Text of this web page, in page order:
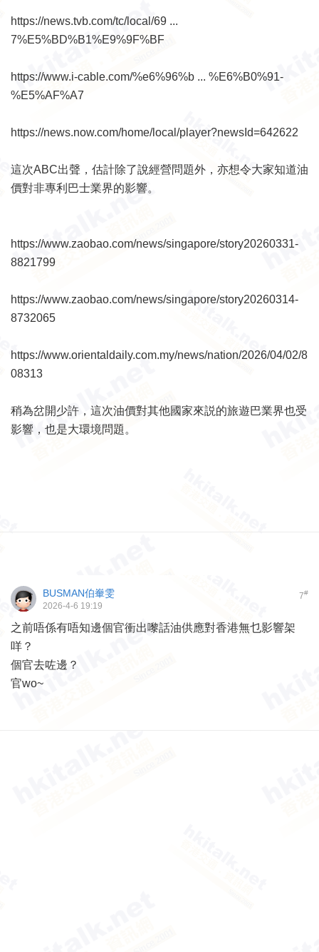
https://news.tvb.com/tc/local/69 ...
7%E5%BD%B1%E9%9F%BF
https://www.i-cable.com/%e6%96%b ... %E6%B0%91-
%E5%AF%A7
https://news.now.com/home/local/player?newsId=642622
這次ABC出聲，估計除了說經營問題外，亦想令大家知道油
價對非專利巴士業界的影響。
https://www.zaobao.com/news/singapore/story20260331-
8821799
https://www.zaobao.com/news/singapore/story20260314-
8732065
https://www.orientaldaily.com.my/news/nation/2026/04/02/8
08313
稍為岔開少許，這次油價對其他國家來説的旅遊巴業界也受
影響，也是大環境問題。
7#
BUSMAN伯輋雯
2026-4-6 19:19
之前唔係有唔知邊個官衝出嚟話油供應對香港無乜影響架
咩？
個官去咗邊？
官wo~